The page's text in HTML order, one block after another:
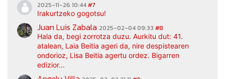
2025-11-26 10:44#7
Irakurtzeko gogotsu!
Juan Luis Zabala 2025-02-04 09:33 #8
Hala da, begi zorrotza duzu. Aurkitu dut: 41.
atalean, Laia Beitia ageri da, nire despistearen
ondorioz, Lisa Beitia agertu ordez. Bigarren
edizior...